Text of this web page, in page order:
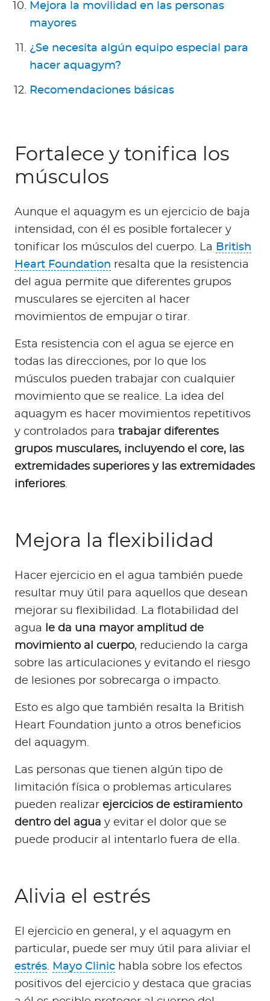
Mejora la movilidad en las personas
mayores
¿Se necesita algún equipo especial para
hacer aquagym?
Recomendaciones básicas
Fortalece y tonifica los
músculos
Aunque el aquagym es un ejercicio de baja
intensidad, con él es posible fortalecer y
tonificar los músculos del cuerpo. La British
Heart Foundation resalta que la resistencia
del agua permite que diferentes grupos
musculares se ejerciten al hacer
movimientos de empujar o tirar.
Esta resistencia con el agua se ejerce en
todas las direcciones, por lo que los
músculos pueden trabajar con cualquier
movimiento que se realice. La idea del
aquagym es hacer movimientos repetitivos
y controlados para trabajar diferentes
grupos musculares, incluyendo el core, las
extremidades superiores y las extremidades
inferiores.
Mejora la flexibilidad
Hacer ejercicio en el agua también puede
resultar muy útil para aquellos que desean
mejorar su flexibilidad. La flotabilidad del
agua
le da una mayor amplitud de
movimiento al cuerpo, reduciendo la carga
sobre las articulaciones y evitando el riesgo
de lesiones por sobrecarga o impacto.
Esto es algo que también resalta la British
Heart Foundation junto a otros beneficios
del aquagym.
Las personas que tienen algún tipo de
limitación física o problemas articulares
pueden realizar ejercicios de estiramiento
dentro del agua y evitar el dolor que se
puede producir al intentarlo fuera de ella.
Alivia el estrés
El ejercicio en general, y el aquagym en
particular, puede ser muy útil para aliviar el
estrés. Mayo Clinic habla sobre los efectos
positivos del ejercicio y destaca que gracias